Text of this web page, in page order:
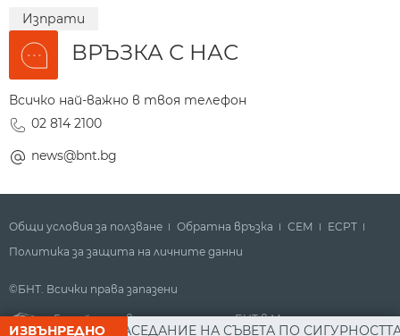
Изпрати
ВРЪЗКА С НАС
Всичко най-важно в твоя телефон
02 814 2100
news@bnt.bg
ИЗВЪНРЕДНО
СЛЕД ЗАСЕДАНИЕ НА СЪВЕТА ПО СИГУРНОСТТА:
Общи условия за ползване Обратна връзка СЕМ
ECPT
Политика за защита на личните данни
©БНТ. Всички права запазени
Гледайте новините за деня на БНТ в Метрото